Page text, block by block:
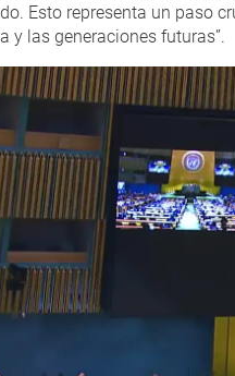
Esto representa un paso
y las generaciones futuras”.